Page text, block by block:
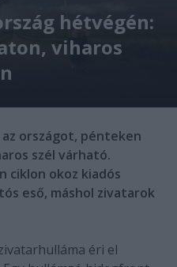
hétvégén:
viharos
országot, pénteken
szél várható.
ciklon okoz kiadós
eső, máshol zivatarok
éri el